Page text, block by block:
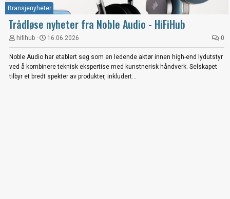
Bransjenyheter
Trådløse nyheter fra Noble Audio - HiFiHub
hifihub 16.06.2026 0
Noble Audio har etablert seg som en ledende aktør innen high-end lydutstyr
ved å kombinere teknisk ekspertise med kunstnerisk håndverk. Selskapet
tilbyr et bredt spekter av produkter, inkludert...